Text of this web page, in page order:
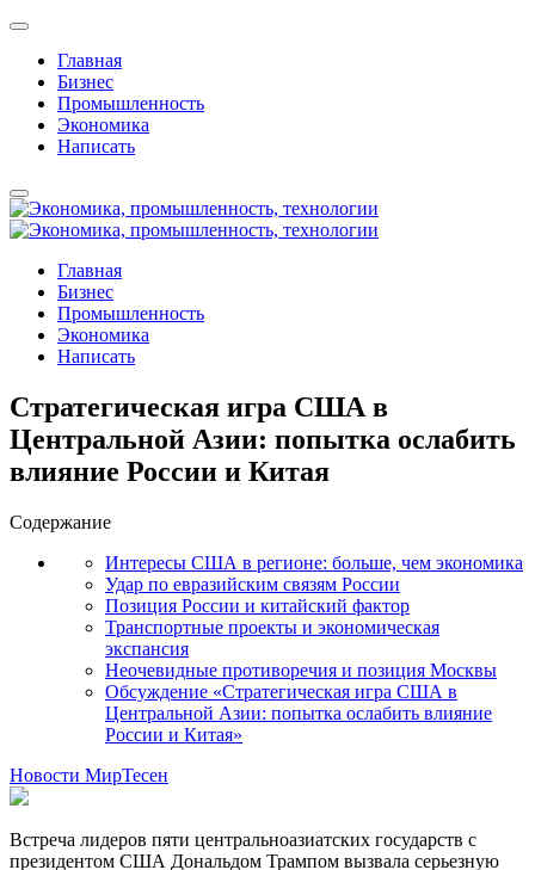
Главная
Бизнес
Промышленность
Экономика
Написать
Главная
Бизнес
Промышленность
Экономика
Написать
Стратегическая игра США в
Центральной Азии: попытка ослабить
влияние России и Китая
Содержание
Интересы США в регионе: больше, чем экономика
Удар по евразийским связям России
Позиция России и китайский фактор
Транспортные проекты и экономическая
экспансия
Неочевидные противоречия и позиция Москвы
Обсуждение «Стратегическая игра США в
Центральной Азии: попытка ослабить влияние
России и Китая»
Новости МирТесен
Встреча лидеров пяти центральноазиатских государств с
президентом США Дональдом Трампом вызвала серьезную